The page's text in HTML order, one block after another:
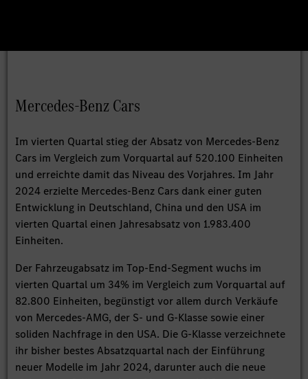
Mercedes-Benz Cars
Im vierten Quartal stieg der Absatz von Mercedes-Benz
Cars im Vergleich zum Vorquartal auf 520.100 Einheiten
und erreichte damit das Niveau des Vorjahres. Im Jahr
2024 erzielte Mercedes-Benz Cars dank einer guten
Entwicklung in Deutschland, China und den USA im
vierten Quartal einen Jahresabsatz von 1.983.400
Einheiten.
Der Fahrzeugabsatz im Top-End-Segment wuchs im
vierten Quartal um 34% im Vergleich zum Vorquartal auf
82.800 Einheiten, begünstigt vor allem durch Verkäufe
von Mercedes-AMG, der S- und G-Klasse sowie einer
soliden Nachfrage in den USA. Die G-Klasse verzeichnete
ihr bisher bestes Absatzquartal nach der Einführung
neuer Modelle im Jahr 2024, darunter auch die neue